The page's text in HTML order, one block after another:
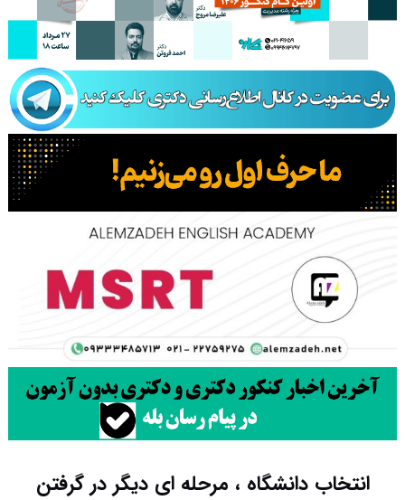
انتخاب دانشگاه ، مرحله ای دیگر در گرفتن